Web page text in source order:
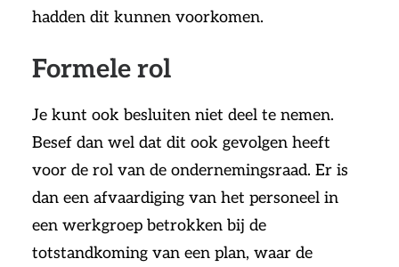
hadden dit kunnen voorkomen.
Formele rol
Je kunt ook besluiten niet deel te nemen.
Besef dan wel dat dit ook gevolgen heeft
voor de rol van de ondernemingsraad. Er is
dan een afvaardiging van het personeel in
een werkgroep betrokken bij de
totstandkoming van een plan, waar de